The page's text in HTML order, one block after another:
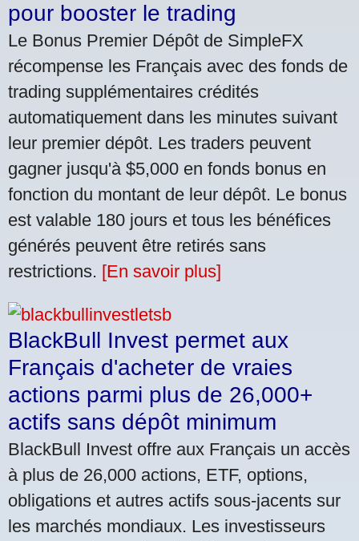
pour booster le trading
Le Bonus Premier Dépôt de SimpleFX
récompense les Français avec des fonds de
trading supplémentaires crédités
automatiquement dans les minutes suivant
leur premier dépôt. Les traders peuvent
gagner jusqu'à $5,000 en fonds bonus en
fonction du montant de leur dépôt. Le bonus
est valable 180 jours et tous les bénéfices
générés peuvent être retirés sans
restrictions. [En savoir plus]
BlackBull Invest permet aux
Français d'acheter de vraies
actions parmi plus de 26,000+
actifs sans dépôt minimum
BlackBull Invest offre aux Français un accès
à plus de 26,000 actions, ETF, options,
obligations et autres actifs sous-jacents sur
les marchés mondiaux. Les investisseurs